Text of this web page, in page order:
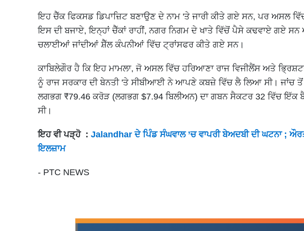
ਇਹ ਚੈੱਕ ਫਿਕਸਡ ਡਿਪਾਜ਼ਿਟ ਬਣਾਉਣ ਦੇ ਨਾਮ 'ਤੇ ਜਾਰੀ ਕੀਤੇ ਗਏ ਸਨ, ਪਰ ਅਸਲ
ਇਸ ਦੀ ਬਜਾਏ, ਇਨ੍ਹਾਂ ਚੈੱਕਾਂ ਰਾਹੀਂ, ਨਗਰ ਨਿਗਮ ਦੇ ਖਾਤੇ ਵਿੱਚੋਂ ਪੈਸੇ ਕਢਵਾਏ ਗਏ
ਚਲਾਈਆਂ ਜਾਂਦੀਆਂ ਸ਼ੈੱਲ ਕੰਪਨੀਆਂ ਵਿੱਚ ਟ੍ਰਾਂਸਫਰ ਕੀਤੇ ਗਏ ਸਨ।
ਕਾਬਿਲੇਗੌਰ ਹੈ ਕਿ ਇਹ ਮਾਮਲਾ, ਜੋ ਅਸਲ ਵਿੱਚ ਹਰਿਆਣਾ ਰਾਜ ਵਿਜੀਲੈਂਸ ਅਤੇ
ਨੂੰ ਰਾਜ ਸਰਕਾਰ ਦੀ ਬੇਨਤੀ 'ਤੇ ਸੀਬੀਆਈ ਨੇ ਆਪਣੇ ਕਬਜ਼ੇ ਵਿੱਚ ਲੈ ਲਿਆ ਸੀ। ਜਾਂਚ
ਲਗਭਗ ₹79.46 ਕਰੋੜ (ਲਗਭਗ $7.94 ਬਿਲੀਅਨ) ਦਾ ਗਬਨ ਸੈਕਟਰ 32 ਵਿੱਚ ਇੱਕ
ਸੀ।
ਇਹ ਵੀ ਪੜ੍ਹੋ : Jalandhar ਦੇ ਪਿੰਡ ਸੰਘਵਾਲ ’ਚ ਵਾਪਰੀ ਬੇਅਦਬੀ ਦੀ ਘਟਨਾ ;
ਇਲਜ਼ਾਮ
- PTC NEWS